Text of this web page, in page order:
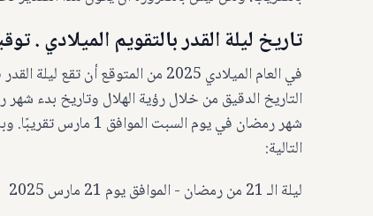
تاريخ ليلة القدر بالتقويم الميلادي .
في العام الميلادي 2025 من
التالية:
ليلة الـ 21 من رمضان - الموافق يوم 21 مارس 2025